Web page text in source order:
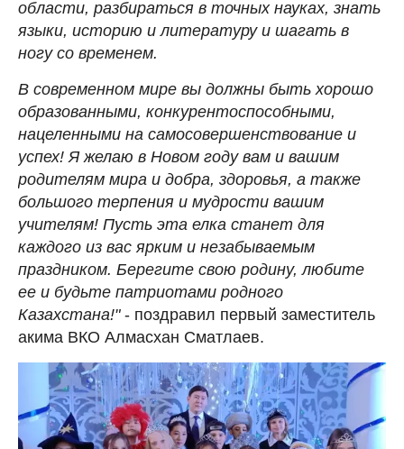
области, разбираться в точных науках, знать
языки, историю и литературу и шагать в
ногу со временем.
В современном мире вы должны быть хорошо
образованными, конкурентоспособными,
нацеленными на самосовершенствование и
успех! Я желаю в Новом году вам и вашим
родителям мира и добра, здоровья, а также
большого терпения и мудрости вашим
учителям! Пусть эта елка станет для
каждого из вас ярким и незабываемым
праздником. Берегите свою родину, любите
ее и будьте патриотами родного
Казахстана!"- поздравил первый заместитель
акима ВКО Алмасхан Сматлаев.